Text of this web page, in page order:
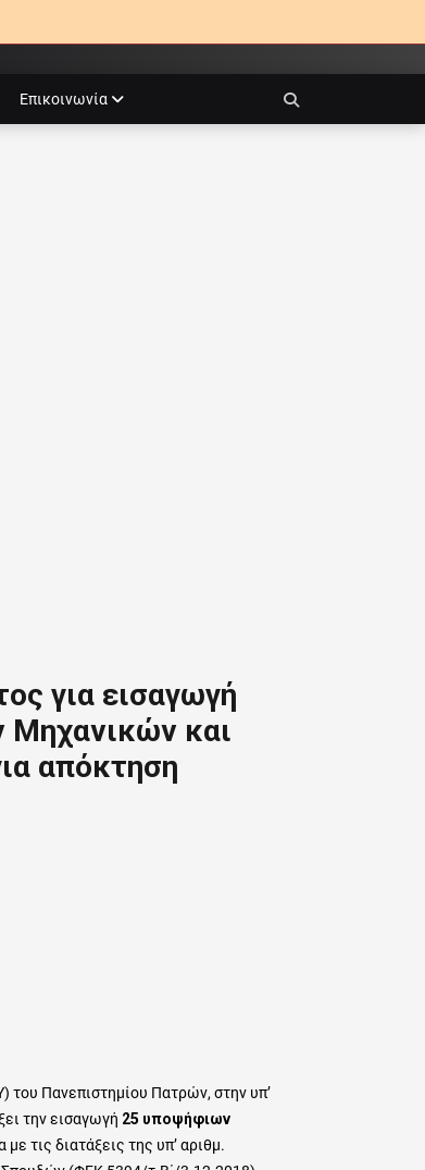
Επικοινωνία
για εισαγωγή
και
απόκτηση
Πανεπιστημίου Πατρών, στην υπ’
την εισαγωγή 25 υποψήφιων
τις διατάξεις της υπ’ αριθμ.